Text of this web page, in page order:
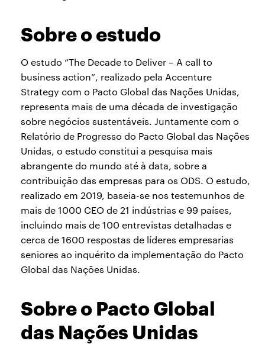
Sobre o estudo
O estudo “The Decade to Deliver – A call to
business action”, realizado pela Accenture
Strategy com o Pacto Global das Nações Unidas,
representa mais de uma década de investigação
sobre negócios sustentáveis. Juntamente com o
Relatório de Progresso do Pacto Global das Nações
Unidas, o estudo constitui a pesquisa mais
abrangente do mundo até à data, sobre a
contribuição das empresas para os ODS. O estudo,
realizado em 2019, baseia-se nos testemunhos de
mais de 1000 CEO de 21 indústrias e 99 países,
incluindo mais de 100 entrevistas detalhadas e
cerca de 1600 respostas de líderes empresarias
seniores ao inquérito da implementação do Pacto
Global das Nações Unidas.
Sobre o Pacto Global
das Nações Unidas